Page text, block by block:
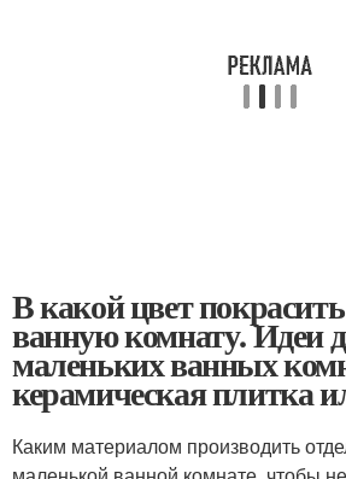
В какой цвет
ванную комнату. Идеи
маленьких ванных
керамическая плитка
Каким материалом производить